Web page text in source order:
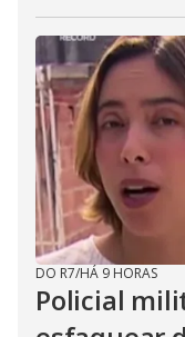
DO R7/HÁ 9 HORAS
Policial